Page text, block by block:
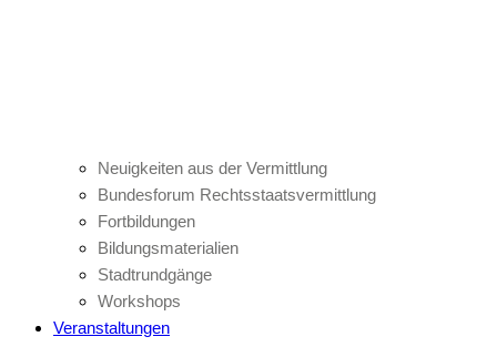
Neuigkeiten aus der Vermittlung
Bundesforum Rechtsstaatsvermittlung
Fortbildungen
Bildungsmaterialien
Stadtrundgänge
Workshops
Veranstaltungen